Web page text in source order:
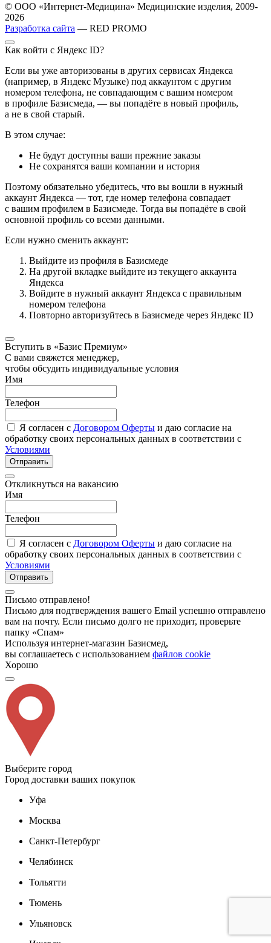
© ООО «Интернет-Медицина» Медицинские изделия, 2009-
2026
Разработка сайта — RED PROMO
Как войти с Яндекс ID?
Если вы уже авторизованы в других сервисах Яндекса
(например, в Яндекс Музыке) под аккаунтом с другим
номером телефона, не совпадающим с вашим номером
в профиле Базисмеда, — вы попадёте в новый профиль,
а не в свой старый.
В этом случае:
Не будут доступны ваши прежние заказы
Не сохранятся ваши компании и история
Поэтому обязательно убедитесь, что вы вошли в нужный
аккаунт Яндекса — тот, где номер телефона совпадает
с вашим профилем в Базисмеде. Тогда вы попадёте в свой
основной профиль со всеми данными.
Если нужно сменить аккаунт:
Выйдите из профиля в Базисмеде
На другой вкладке выйдите из текущего аккаунта
Яндекса
Войдите в нужный аккаунт Яндекса с правильным
номером телефона
Повторно авторизуйтесь в Базисмеде через Яндекс ID
Вступить в «Базис Премиум»
С вами свяжется менеджер,
чтобы обсудить индивидуальные условия
Имя
Телефон
Я согласен с Договором Оферты и даю согласие на
обработку своих персональных данных в соответствии с
Условиями
Отправить
Откликнуться на вакансию
Имя
Телефон
Я согласен с Договором Оферты и даю согласие на
обработку своих персональных данных в соответствии с
Условиями
Отправить
Письмо отправлено!
Письмо для подтверждения вашего Email успешно отправлено
вам на почту. Если письмо долго не приходит, проверьте
папку «Спам»
Используя интернет-магазин Базисмед,
вы соглашаетесь с использованием файлов cookie
Хорошо
Выберите город
Город доставки ваших покупок
Уфа
Москва
Санкт-Петербург
Челябинск
Тольятти
Тюмень
Ульяновск